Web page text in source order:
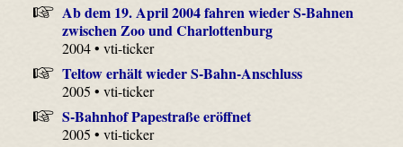
Ab dem 19. April 2004 fahren wieder S-Bahnen
zwischen Zoo und Charlottenburg
2004 • vti-ticker
Teltow erhält wieder S-Bahn-Anschluss
2005 • vti-ticker
S-Bahnhof Papestraße eröffnet
2005 • vti-ticker